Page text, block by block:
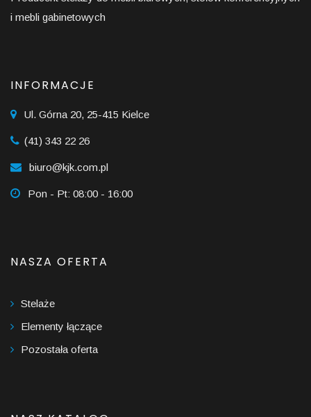
i mebli gabinetowych
INFORMACJE
Ul. Górna 20, 25-415 Kielce
(41) 343 22 26
biuro@kjk.com.pl
Pon - Pt: 08:00 - 16:00
NASZA OFERTA
Stelaże
Elementy łączące
Pozostała oferta